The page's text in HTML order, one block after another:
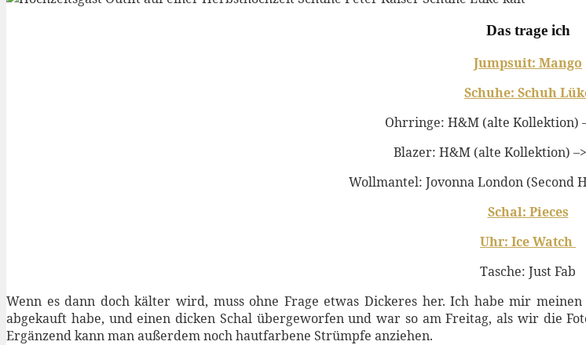
Das trage ich
Jumpsuit: Mango
Schuhe: Schuh
Ohrringe: H&M (alte Kollektion)
Blazer: H&M (alte Kollektion) –>
Wollmantel: Jovonna London (Second
Schal: Pieces
Uhr: Ice Watch
Tasche: Just Fab
Wenn es dann doch kälter wird, muss ohne Frage etwas Dickeres her. Ich habe mir
abgekauft habe, und einen dicken Schal übergeworfen und war so am Freitag, als wir die
Ergänzend kann man außerdem noch hautfarbene Strümpfe anziehen.